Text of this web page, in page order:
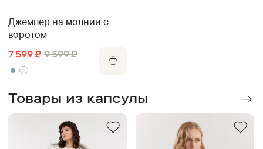
Джемпер на молнии с
воротом
7 599 ₽ 9 599 ₽
Товары из капсулы